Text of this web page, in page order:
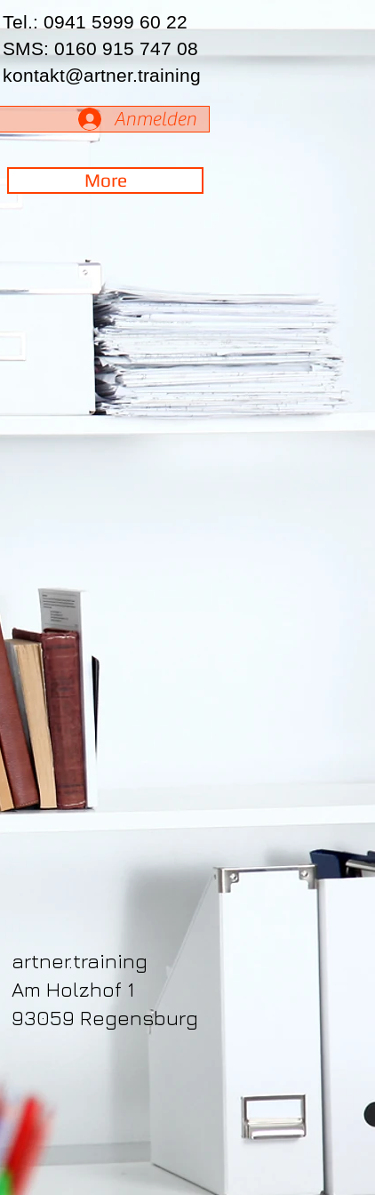
Tel.: 0941 5999 60 22
SMS: 0160 915 747 08
kontakt@artner.training
Anmelden
More
artner.training
Am Holzhof 1
​93059 Regensburg